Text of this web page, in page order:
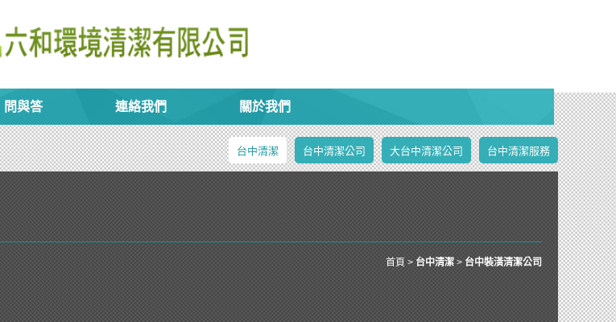
問與答 連絡我們 關於我們
台中清潔 台中清潔公司 大台中清潔公司 台中清潔服務
首頁 > 台中清潔 > 台中裝潢清潔公司